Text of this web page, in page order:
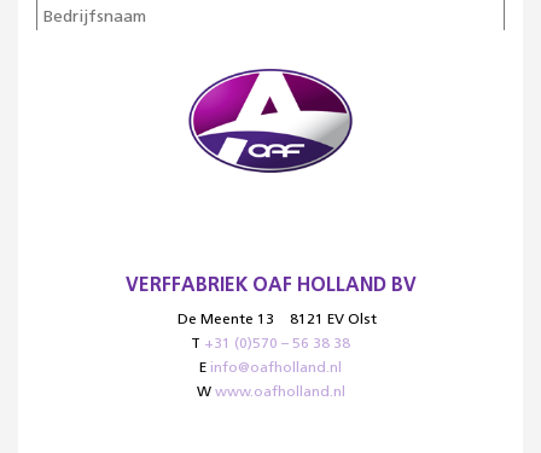
VERFFABRIEK OAF HOLLAND BV
De Meente 13
8121 EV Olst
T +31 (0)570 – 56 38 38
E info@oafholland.nl
W www.oafholland.nl